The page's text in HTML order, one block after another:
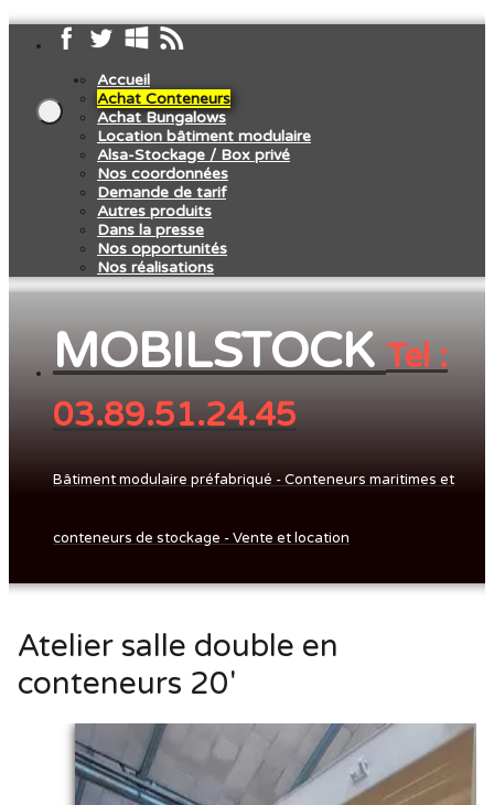
Accueil
Achat Conteneurs
Achat Bungalows
Location bâtiment modulaire
Alsa-Stockage / Box privé
Nos coordonnées
Demande de tarif
Autres produits
Dans la presse
Nos opportunités
Nos réalisations
MOBILSTOCKTel :
03.89.51.24.45
Bâtiment modulaire préfabriqué - Conteneurs maritimes et
conteneurs de stockage - Vente et location
Atelier salle double en
conteneurs 20'